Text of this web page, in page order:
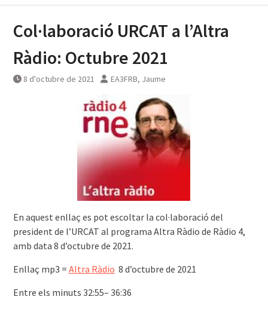
Col·laboració URCAT a l’Altra
Ràdio: Octubre 2021
8 d'octubre de 2021 EA3FRB, Jaume
En aquest enllaç es pot escoltar la col·laboració del
president de l’URCAT al programa Altra Ràdio de Ràdio 4,
amb data 8 d’octubre de 2021.
Enllaç mp3 = Altra Ràdio 8 d’octubre de 2021
Entre els minuts 32:55– 36:36